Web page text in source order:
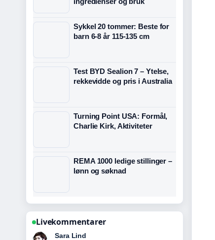
Sykkel 20 tommer: Beste for
barn 6-8 år 115-135 cm
Test BYD Sealion 7 – Ytelse,
rekkevidde og pris i Australia
Turning Point USA: Formål,
Charlie Kirk, Aktiviteter
REMA 1000 ledige stillinger –
lønn og søknad
Livekommentarer
Ingrid Nilsen